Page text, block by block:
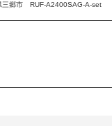
三郷市 RUF-A2400SAG-A-set